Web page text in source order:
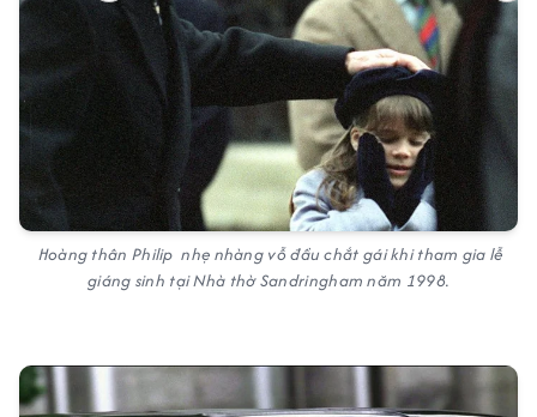
Hoàng thân Philip nhẹ nhàng vỗ đầu chắt gái khi tham gia lễ
giáng sinh tại Nhà thờ Sandringham năm 1998.